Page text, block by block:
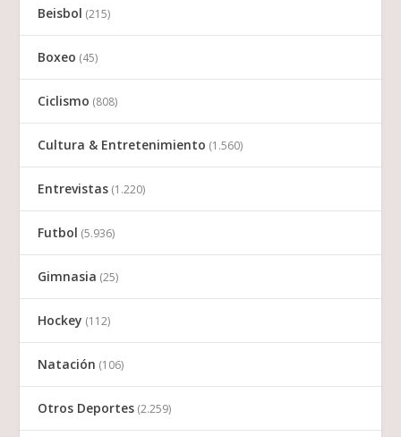
Beisbol (215)
Boxeo (45)
Ciclismo (808)
Cultura & Entretenimiento (1.560)
Entrevistas (1.220)
Futbol (5.936)
Gimnasia (25)
Hockey (112)
Natación (106)
Otros Deportes (2.259)